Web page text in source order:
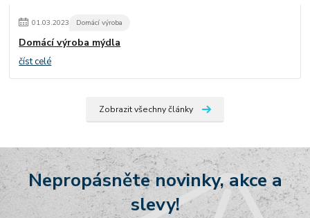
01.03.2023 Domácí výroba
Domácí výroba mýdla
číst celé
Zobrazit všechny články
Nepropásněte novinky, akce a
slevy!